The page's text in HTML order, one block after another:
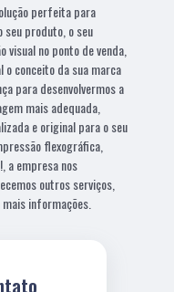
perfeita para
seu produto, o seu
visual no ponto de venda,
o conceito da sua marca
para desenvolvermos a
mais adequada,
e original para o seu
flexográfica,
a empresa nos
outros serviços,
informações.